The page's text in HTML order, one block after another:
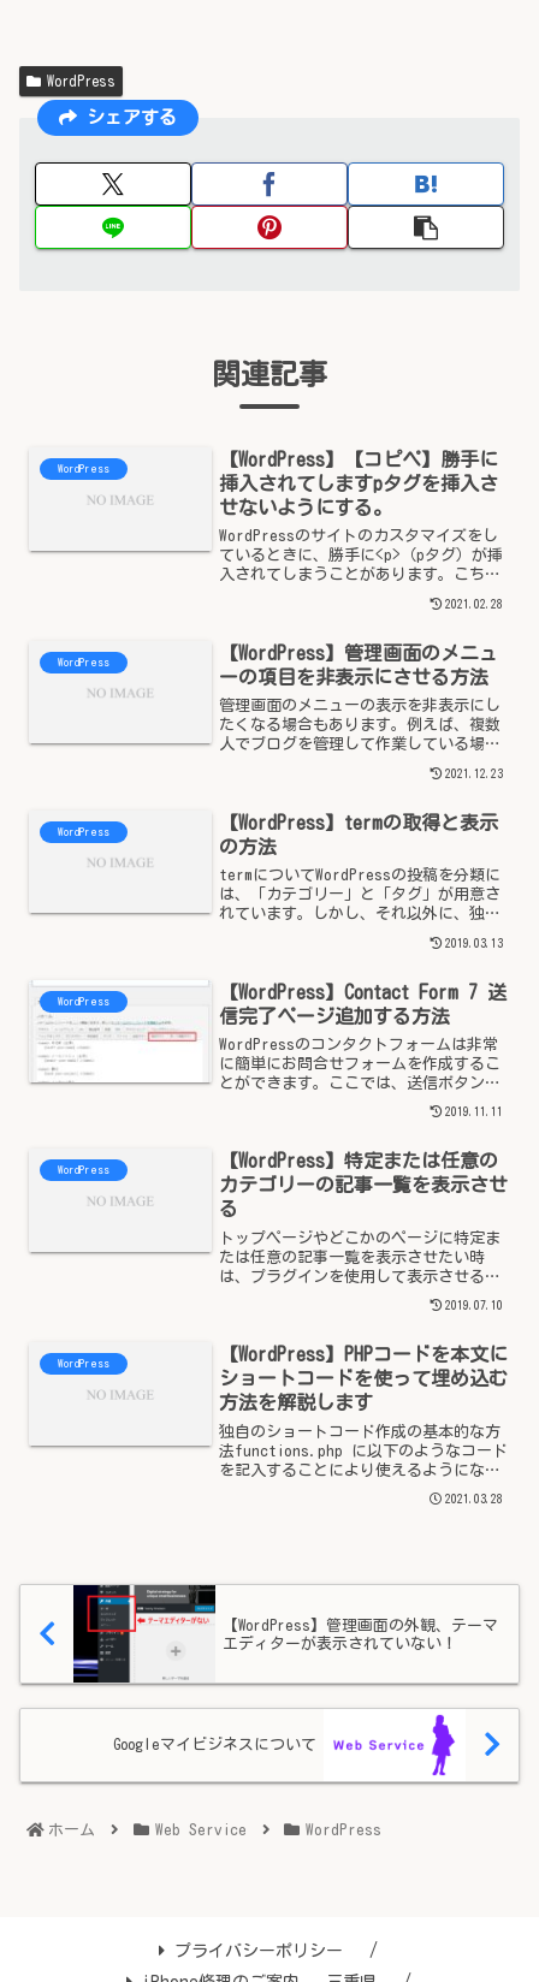
WordPress
シェアする
関連記事
WordPress
【WordPress】【コピペ】勝手に
挿入されてしますpタグを挿入さ
せないようにする。
WordPressのサイトのカスタマイズをし
ているときに、勝手に<p>（pタグ）が挿
入されてしまうことがあります。こちら
として掲載いたしました。Pタグを勝手に
は...
2021.02.28
WordPress
【WordPress】管理画面のメニュ
ーの項目を非表示にさせる方法
管理画面のメニューの表示を非表示にし
たくなる場合もあります。例えば、複数
人でブログを管理して作業している場合
限で共有している場合など、間違って操
らでは、管理画面のメニュ...
2021.12.23
WordPress
【WordPress】termの取得と表示
の方法
termについてWordPressの投稿を分類に
は、「カテゴリー」と「タグ」が用意さ
れています。しかし、それ以外に、独自
分類（カスタムタクソノミー）を実装す
ーの分類の中...
2019.03.13
WordPress
【WordPress】Contact Form 7 送
信完了ページ追加する方法
WordPressのコンタクトフォームは非常
に簡単にお問合せフォームを作成するこ
とができます。ここでは、送信ボタンを
押したのち確認画面そして送信完了ペー
ジの作成方法をご案内します。例えば、
バージョンの測定...
2019.11.11
WordPress
【WordPress】特定または任意の
カテゴリーの記事一覧を表示させ
る
トップページやどこかのページに特定ま
たは任意の記事一覧を表示させたい時
は、プラグインを使用して表示させるこ
ともできるが、phpファイルを直接修正
することにより表示させることができま
'posts_p...
2019.07.10
WordPress
【WordPress】PHPコードを本文に
ショートコードを使って埋め込む
方法を解説します
独自のショートコード作成の基本的な方
法functions.php に以下のようなコード
を記入することにより使えるようになり
ます。function shortcode_sample_1()
{ return '<p>これは文字列だけを出力
2021.03.28
【WordPress】管理画面の外観、テーマ
エディターが表示されていない！
Googleマイビジネスについて
ホーム Web Service WordPress
プライバシーポリシー